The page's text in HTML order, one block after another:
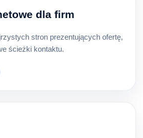
dla firm
stron prezentujących ofertę,
ścieżki kontaktu.